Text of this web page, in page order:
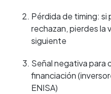
Pérdida de timing: si
rechazan, pierdes la
siguiente
Señal negativa para
financiación
ENISA)